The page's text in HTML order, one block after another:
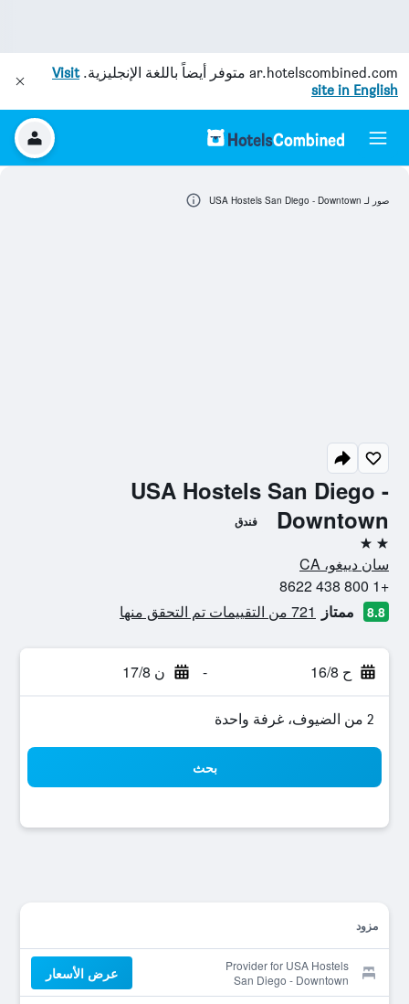
ar.hotelscombined.com متوفر أيضاً باللغة الإنجليزية.Visit
site in English
USA Hostels San Diego -
Downtown
فندق
2 نجمتين
سان دييغو، CA
+1 800 438 8622
8.8 ممتاز 721 من التقييمات تم التحقق منها
ح 16/8 - ن 17/8
2 من الضيوف، غرفة واحدة
بحث
مزود
Provider for USA Hostels
San Diego - Downtown
عرض الأسعار
صور لـ USA Hostels San Diego - Downtown